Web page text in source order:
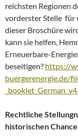
reichsten Regionen
vorderster Stelle für
dieser Broschüre
kann sie helfen,
Erneuerbare-
beseitigen? https://
buergerenergie.de/
Rechtliche
historischen Chance